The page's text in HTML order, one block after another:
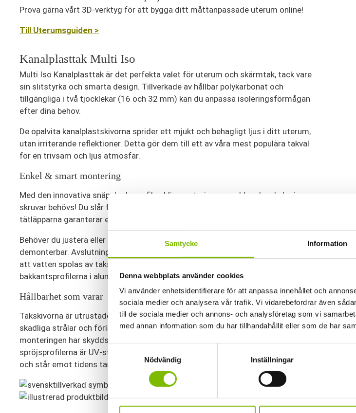
Samtycke Information
Denna webbplats använder cookies
Vi använder enhetsidentifierare för att anpassa innehållet och
sociala medier och analysera vår trafik. Vi vidarebefordrar även
till de sociala medier och annons- och analysföretag som vi
med annan information som du har tillhandahållit eller som de har
Samtyckesval
Nödvändig
Inställningar
Prova gärna vårt 3D-verktyg för att bygga ditt måttanpassade uterum online!
Till Uterumsguiden >
Kanalplasttak Multi Iso
Multi Iso Kanalplasttak är det perfekta valet för uterum och skärmtak, tack vare
sin slitstyrka och smarta design. Tillverkade av hållbar polykarbonat och
tillgängliga i två tjocklekar (16 och 32 mm) kan du anpassa isoleringsförmågan
efter dina behov.
De opalvita kanalplastskivorna sprider ett mjukt och behagligt ljus i ditt uterum,
utan irriterande reflektioner. Detta gör dem till ett av våra mest populära takval
för en trivsam och ljus atmosfär.
Enkel & smart montering
Med den innovativa snäpplocksprofilen blir monteringen snabb och enkel – inga
skruvar behövs! Du slår fast profilen med en gummihammare, och de mjuka
tätläpparna garanterar en tät och säker konstruktion som skyddar mot läckage.
Behöver du justera eller ändra något? Inga problem! Snäpplocksprofilen är
demonterbar. Avslutningsprofilen fungerar som vindskivebleck och förhindrar
att vatten spolas av taksidorna, medan de vitlackerade fram- och
bakkantsprofilerna i aluminium gör montering och finish både enkel och snygg.
Hållbarhet som varar
Takskivorna är utrustade med ett UV-skyddande lager som skyddar mot solens
skadliga strålar och förlänger plastens livslängd. För att underlätta
monteringen har skyddsfolien tydlig text som visar rätt sida upp. Även
spröjsprofilerna är UV-stabila, vilket gör detta till ett tak som både ser bra ut
och står emot tidens tand.